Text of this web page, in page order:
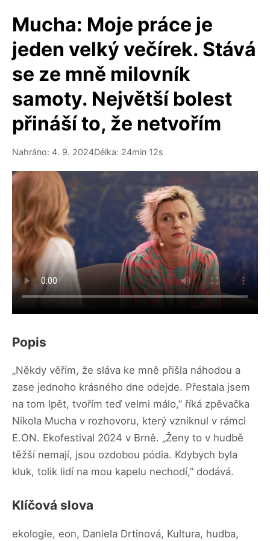
Mucha: Moje práce je
jeden velký večírek. Stává
se ze mně milovník
samoty. Největší bolest
přináší to, že netvořím
Nahráno: 4. 9. 2024Délka: 24min 12s
Popis
„Někdy věřím, že sláva ke mně přišla náhodou a
zase jednoho krásného dne odejde. Přestala jsem
na tom lpět, tvořím teď velmi málo,” říká zpěvačka
Nikola Mucha v rozhovoru, který vzniknul v rámci
E.ON. Ekofestival 2024 v Brně. „Ženy to v hudbě
těžší nemají, jsou ozdobou pódia. Kdybych byla
kluk, tolik lidí na mou kapelu nechodí,” dodává.
Klíčová slova
ekologie, eon, Daniela Drtinová, Kultura, hudba,